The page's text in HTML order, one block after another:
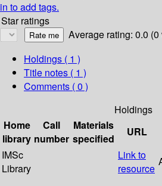
in to add tags.
Star ratings
Average rating: 0.0 (0
Holdings ( 1 )
Title notes ( 1 )
Comments ( 0 )
Holdings
Home
library
Call
number
Materials
specified
URL
IMSc
Library
Link to
resource